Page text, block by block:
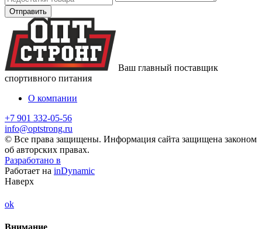
Ваш главный поставщик
спортивного питания
О компании
+7 901 332-05-56
info@optstrong.ru
© Все права защищены. Информация сайта защищена законом
об авторских правах.
Разработано в
Работает на inDynamic
Наверх
ok